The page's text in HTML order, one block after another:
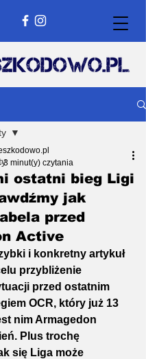
ostatni bieg Ligi
jak
przed
Active
3 minut(y) czytania
i konkretny artykuł
przybliżenie
przed ostatnim
OCR, który już 13
nim Armagedon
Plus trochę
się Liga może